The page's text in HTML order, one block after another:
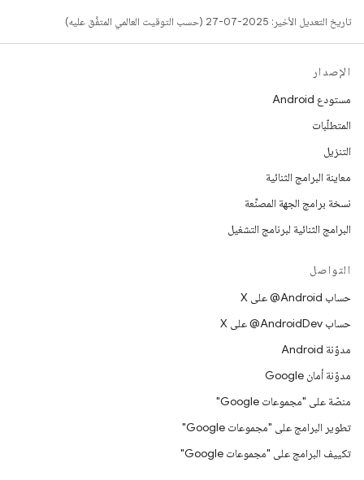
تاريخ التعديل الأخير: 2025-07-27 (حسب التوقيت العالمي المتفَّق عليه)
الإصدار
مستودع Android
المتطلّبات
التنزيل
معاينة البرامج الثنائية
نسخة برامج الجهة المصنِّعة
البرامج الثنائية لبرنامج التشغيل
التواصل
حساب ‎@Android على X
حساب ‎@AndroidDev على X
مدوّنة Android
مدوّنة أمان Google
منصّة على "مجموعات Google"
تطوير البرامج على "مجموعات Google"
تكييف البرامج على "مجموعات Google"